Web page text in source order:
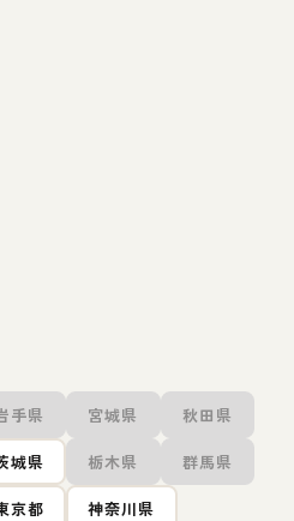
手県 宮城県 秋田県
城県 栃木県 群馬県
京都 神奈川県